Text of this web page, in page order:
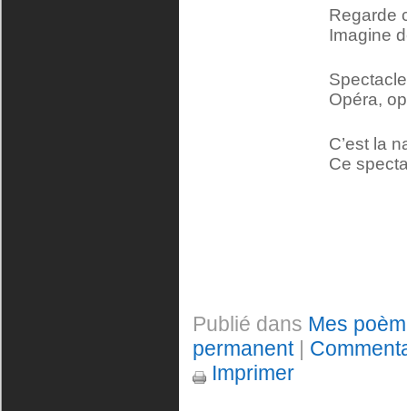
Regarde
Imagine
Opéra,
C’est la
Ce
Publié dans Mes
permanent|
Imprimer